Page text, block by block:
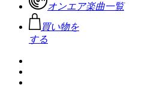
オンエア楽曲一覧
買い物を
する